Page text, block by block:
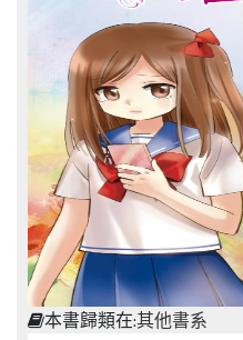
本書歸類在:其他書系